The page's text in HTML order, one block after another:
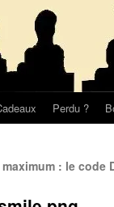
Perdu ?
: le code